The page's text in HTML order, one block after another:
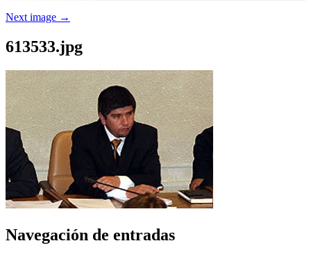
Next image →
613533.jpg
Navegación de entradas